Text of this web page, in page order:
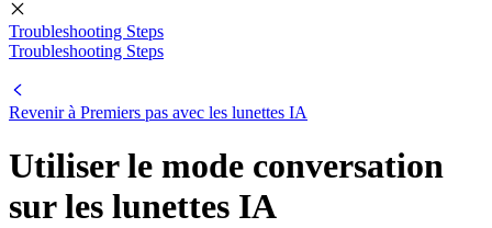
Troubleshooting Steps
Troubleshooting Steps
Revenir à Premiers pas avec les lunettes IA
Utiliser le mode conversation
sur les lunettes IA